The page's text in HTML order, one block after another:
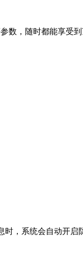
，随时都能享受到
，系统会自动开启